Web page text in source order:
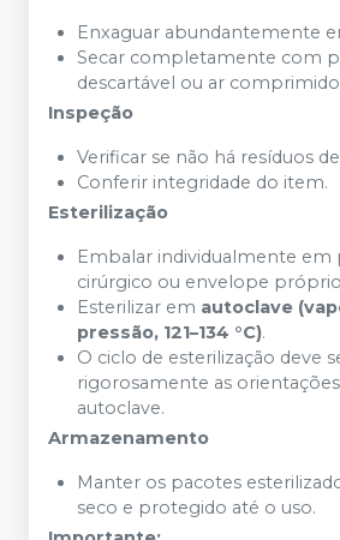
Enxaguar abundantemente
Secar completamente com
descartável ou ar
Inspeção
Verificar se não há resíduos
Conferir integridade do item.
Esterilização
Embalar individualmente em
cirúrgico ou envelope
Esterilizar em autoclave
pressão, 121–134 °C).
O ciclo de esterilização deve
rigorosamente as
autoclave.
Armazenamento
Manter os pacotes
seco e protegido até o uso.